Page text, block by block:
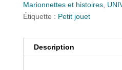
Marionnettes et histoires,
Étiquette : Petit jouet
Description